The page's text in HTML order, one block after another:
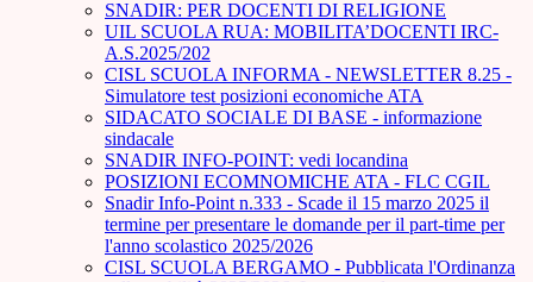
SNADIR: PER DOCENTI DI RELIGIONE
UIL SCUOLA RUA: MOBILITA’DOCENTI IRC-
A.S.2025/202
CISL SCUOLA INFORMA - NEWSLETTER 8.25 -
Simulatore test posizioni economiche ATA
SIDACATO SOCIALE DI BASE - informazione
sindacale
SNADIR INFO-POINT: vedi locandina
POSIZIONI ECOMNOMICHE ATA - FLC CGIL
Snadir Info-Point n.333 - Scade il 15 marzo 2025 il
termine per presentare le domande per il part-time per
l'anno scolastico 2025/2026
CISL SCUOLA BERGAMO - Pubblicata l'Ordinanza